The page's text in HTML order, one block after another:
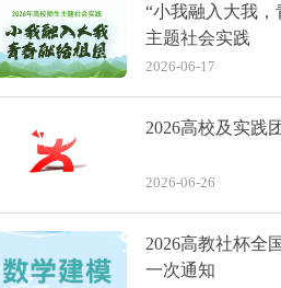
“小我融入大我
主题社会实践
2026-06-17
2026高校及实践
2026-06-26
2026高教社杯全
一次通知